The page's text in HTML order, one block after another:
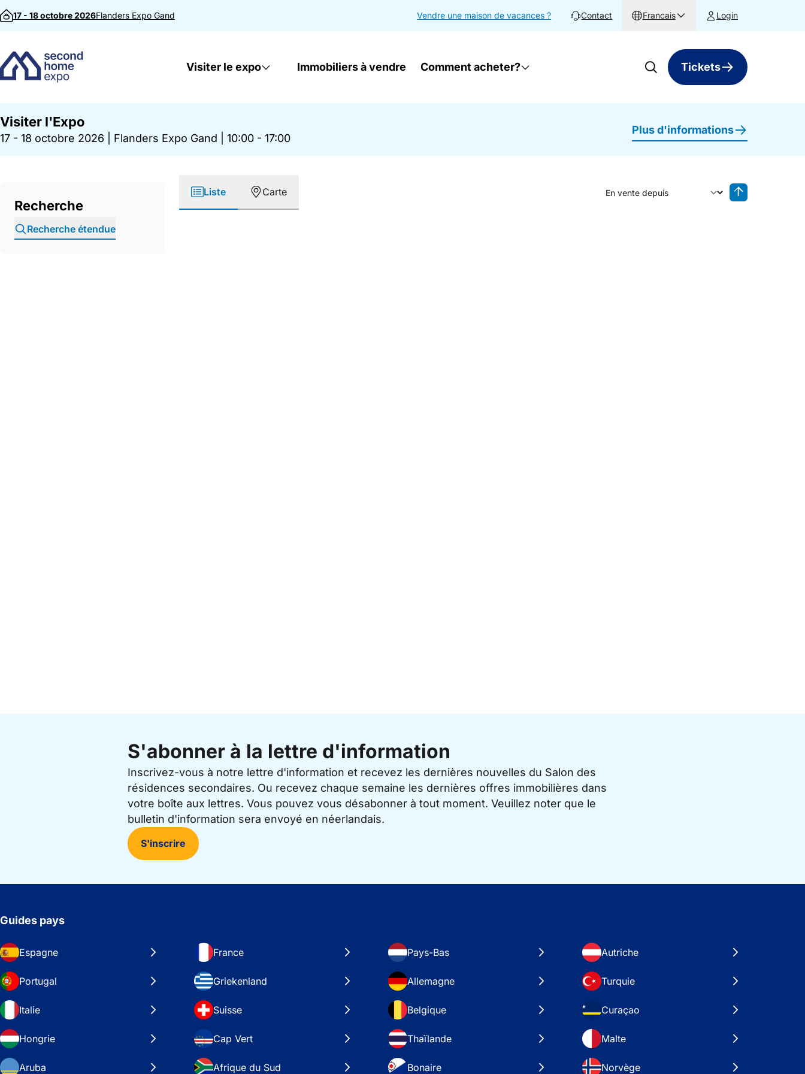
Passer au contenu
17 - 18 octobre 2026Flanders Expo Gand Vendre une maison de vacances ? Contact Francais Login
Visiter le expo Immobiliers à vendre Comment acheter? Tickets
Visiter l'Expo
17 - 18 octobre 2026 Flanders Expo Gand 10:00 - 17:00
Plus d'informations
Recherche
Recherche étendue
Liste Carte
Trier par
S'abonner à la lettre d'information
Inscrivez-vous à notre lettre d'information et recevez les dernières nouvelles du Salon des
résidences secondaires. Ou recevez chaque semaine les dernières offres immobilières dans
votre boîte aux lettres. Vous pouvez vous désabonner à tout moment. Veuillez noter que le
bulletin d'information sera envoyé en néerlandais.
S'inscrire
Guides pays
Espagne France Pays-Bas Autriche
Portugal Griekenland Allemagne Turquie
Italie Suisse Belgique Curaçao
Hongrie Cap Vert Thaïlande Malte
Aruba Afrique du Sud Bonaire Norvège